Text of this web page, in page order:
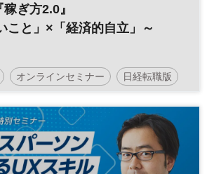
ぎ方2.0』
こと」×「経済的自立」～
オンラインセミナー 日経転職版
方
参加無料